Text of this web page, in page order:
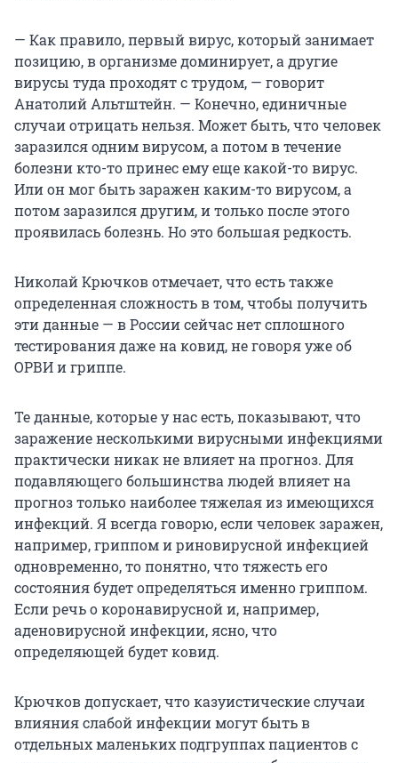
— Как правило, первый вирус, который занимает
позицию, в организме доминирует, а другие
вирусы туда проходят с трудом, — говорит
Анатолий Альтштейн. — Конечно, единичные
случаи отрицать нельзя. Может быть, что человек
заразился одним вирусом, а потом в течение
болезни кто-то принес ему еще какой-то вирус.
Или он мог быть заражен каким-то вирусом, а
потом заразился другим, и только после этого
проявилась болезнь. Но это большая редкость.
Николай Крючков отмечает, что есть также
определенная сложность в том, чтобы получить
эти данные — в России сейчас нет сплошного
тестирования даже на ковид, не говоря уже об
ОРВИ и гриппе.
Те данные, которые у нас есть, показывают, что
заражение несколькими вирусными инфекциями
практически никак не влияет на прогноз. Для
подавляющего большинства людей влияет на
прогноз только наиболее тяжелая из имеющихся
инфекций. Я всегда говорю, если человек заражен,
например, гриппом и риновирусной инфекцией
одновременно, то понятно, что тяжесть его
состояния будет определяться именно гриппом.
Если речь о коронавирусной и, например,
аденовирусной инфекции, ясно, что
определяющей будет ковид.
Крючков допускает, что казуистические случаи
влияния слабой инфекции могут быть в
отдельных маленьких подгруппах пациентов с